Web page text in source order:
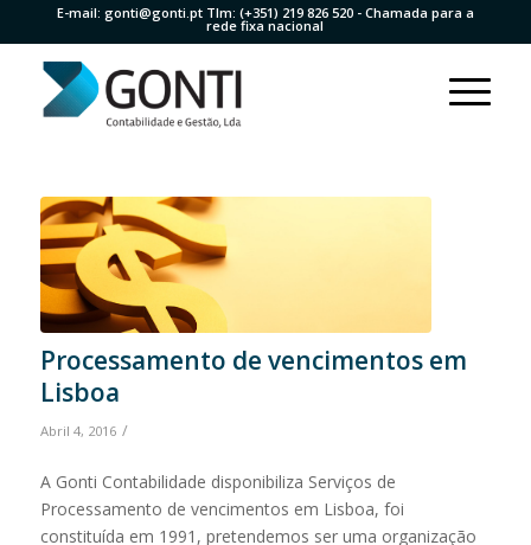
E-mail: gonti@gonti.ptTlm: (+351) 219 826 520- Chamada para a
rede fixa nacional
Processamento de vencimentos em
Lisboa
Abril 4, 2016 /
A Gonti Contabilidade disponibiliza Serviços de
Processamento de vencimentos em Lisboa, foi
constituída em 1991, pretendemos ser uma organização